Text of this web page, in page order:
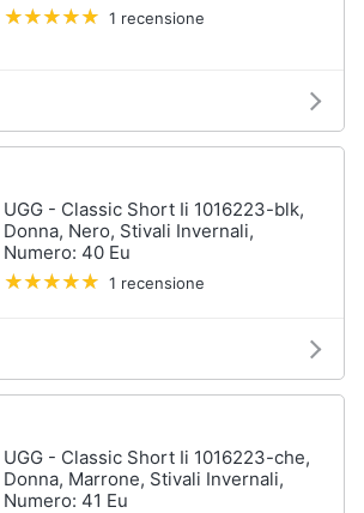
1 recensione
UGG - Classic Short Ii 1016223-blk,
Donna, Nero, Stivali Invernali,
Numero: 40 Eu
1 recensione
UGG - Classic Short Ii 1016223-che,
Donna, Marrone, Stivali Invernali,
Numero: 41 Eu